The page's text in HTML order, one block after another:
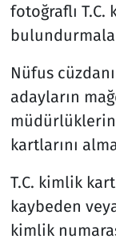
fotoğraflı T.C.
Nüfus
adayların
kartlarını
T.C. kimlik
kaybeden
kimlik